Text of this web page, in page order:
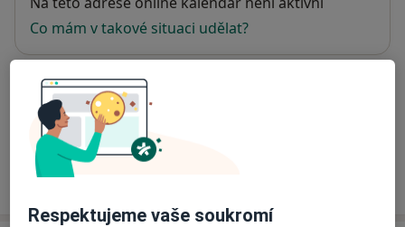
Co mám v takové situaci udělat?
Způsoby platby (soukromé návštěvy)
Na teto adrese lékař přijímá pacienty na pojišťovnu
Detaily
Respektujeme vaše soukromí